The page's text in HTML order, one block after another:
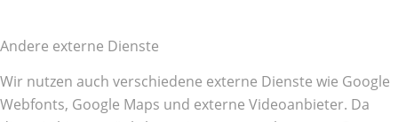
Andere externe Dienste
Wir nutzen auch verschiedene externe Dienste wie Google
Webfonts, Google Maps und externe Videoanbieter. Da